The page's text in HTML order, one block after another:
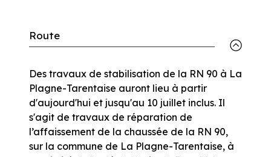
Route
Des travaux de stabilisation de la RN 90 à La
Plagne-Tarentaise auront lieu à partir
d'aujourd'hui et jusqu'au 10 juillet inclus. Il
s'agit de travaux de réparation de
l’affaissement de la chaussée de la RN 90,
sur la commune de La Plagne-Tarentaise, à